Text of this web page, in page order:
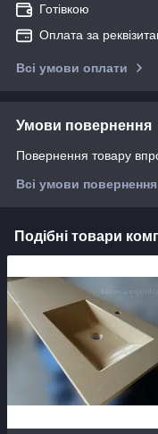
Готівкою
Оплата за
Всі умови оплати
Умови повернення
Повернення товару
Всі умови повернення
Подібні товари